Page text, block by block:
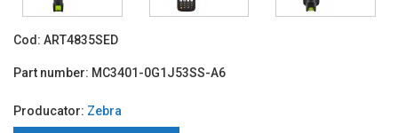
Cod: ART4835SED
Part number: MC3401-0G1J53SS-A6
Producator: Zebra